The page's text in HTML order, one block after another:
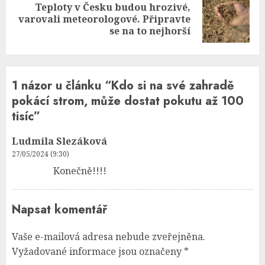
Next
Teploty v Česku budou hrozivé,
varovali meteorologové. Připravte
se na to nejhorší
1 názor u článku “Kdo si na své zahradě
pokácí strom, může dostat pokutu až 100
tisíc”
Ludmila Slezáková
27/05/2024 (9:30)
Konečně!!!!
Napsat komentář
Vaše e-mailová adresa nebude zveřejněna.
Vyžadované informace jsou označeny *